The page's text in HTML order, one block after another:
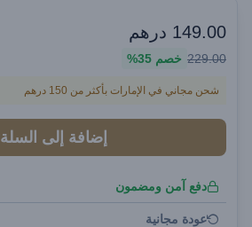
149.00 درهم
229.00 خصم 35%
شحن مجاني في الإمارات بأكثر من 150 درهم
إضافة إلى السلة
دفع آمن ومضمون
عودة مجانية